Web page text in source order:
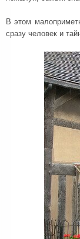
В этом
сразу человек и